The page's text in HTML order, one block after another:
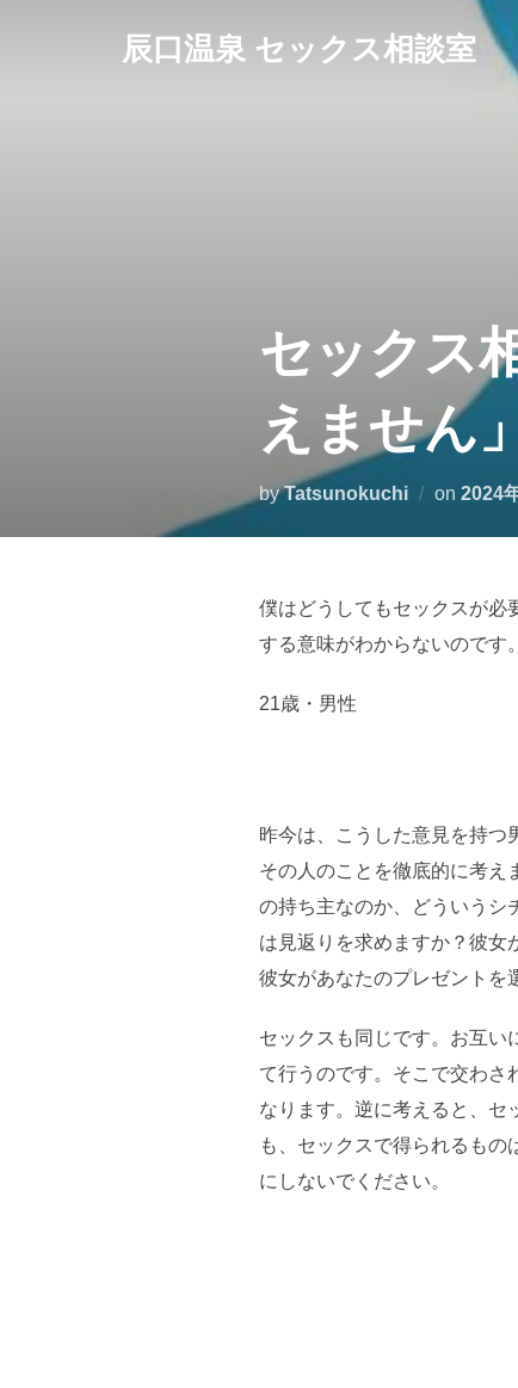
辰口温泉 セックス相談室
セックス
えません」
byTatsunokuchi on 投
2024
僕はどうしてもセックスが必
する意味がわからないのです
21歳・男性
昨今は、こうした意見を持つ
その人のことを徹底的に考え
の持ち主なのか、どういうシ
は見返りを求めますか？彼女
彼女があなたのプレゼントを
セックスも同じです。お互い
て行うのです。そこで交わさ
なります。逆に考えると、セ
も、セックスで得られるも
にしないでください。